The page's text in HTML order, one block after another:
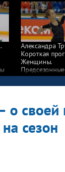
Александра
Короткая
Женщины.
Предсезонные
контрольные
по фигурному
о своей
сезон